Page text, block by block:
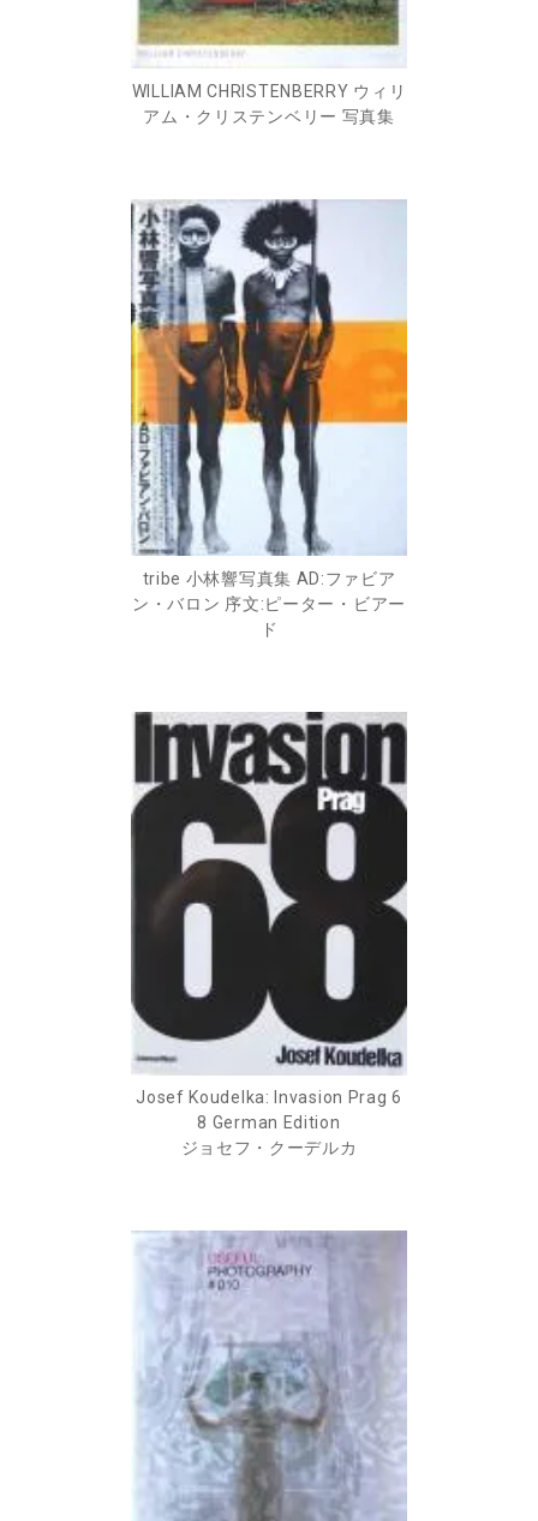
WILLIAM CHRISTENBERRY ウィリ
アム・クリステンベリー 写真集
tribe 小林響写真集 AD:ファビア
ン・バロン 序文:ピーター・ビアー
ド
Josef Koudelka: Invasion Prag 6
8 German Edition
ジョセフ・クーデルカ